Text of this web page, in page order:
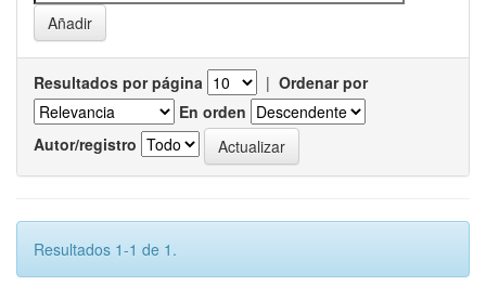
Resultados por página | Ordenar por
En orden
Autor/registro
Resultados 1-1 de 1.